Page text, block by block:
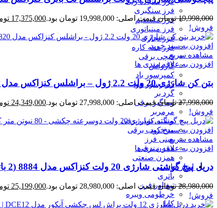
فرز سنگبری
فرز مستقیم
فرز مینیاتوری
فرز نجاری
فرز همه کاره
قیچی برقی
کارواش
کمپرسور باد
کمپرسور هوا
گرد بر
لبه گیر برقی
مرمربر
منگنه کوب برقی
میخ کوب برقی
مینی فرز
همزن برقی
همزن صنعتی
ابزار جانبی
باتری
تیغ اور فرز
خرطومی ویبره
کابل
19,998,000 تومان قیمت اصلی: 19,998,000 تومان بود. 17,375,000
فروش!
افزودن به سبد خرید
مشاهده سریع
افزودن به علاقه مندی ها
بتن کن شارژی 20 ولت 2.2 ژول – براشلس کنزاکس مدل 8820
27,998,000 تومان قیمت اصلی: 27,998,000 تومان بود. 24,349,000
فروش!
افزودن به سبد خرید
مشاهده سریع
افزودن به علاقه مندی ها
دریل پیچ گوشتی شارژی 20 ولت کنزاکس مدل 8884 (2 باتری)
28,980,000 تومان قیمت اصلی: 28,980,000 تومان بود. 25,199,000
فروش!